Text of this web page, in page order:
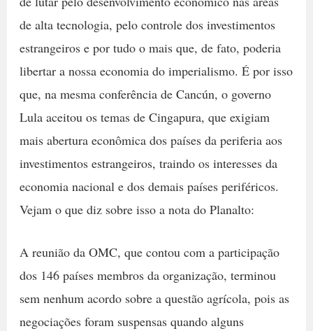
de alta tecnologia, pelo controle dos investimentos
estrangeiros e por tudo o mais que, de fato, poderia
libertar a nossa economia do imperialismo. É por isso
que, na mesma conferência de Cancún, o governo
Lula aceitou os temas de Cingapura, que exigiam
mais abertura econômica dos países da periferia aos
investimentos estrangeiros, traindo os interesses da
economia nacional e dos demais países periféricos.
Vejam o que diz sobre isso a nota do Planalto:
A reunião da OMC, que contou com a participação
dos 146 países membros da organização, terminou
sem nenhum acordo sobre a questão agrícola, pois as
negociações foram suspensas quando alguns